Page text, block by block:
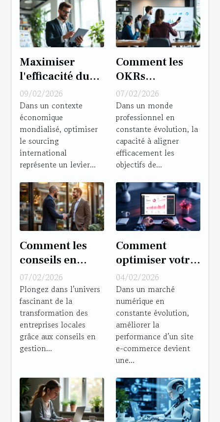
Maximiser
l'efficacité du
sourcing
international :
Stratégies et
conseils
09/02/2026
Dans un contexte
économique
mondialisé, optimiser
le sourcing
international
représente un levier...
Comment les
OKRs
transforment-
ils la gestion
stratégique en
entreprise ?
07/02/2026
Dans un monde
professionnel en
constante évolution, la
capacité à aligner
efficacement les
objectifs de...
Comment les
conseils en
gestion
transforment-
ils les
entreprises
locales ?
07/02/2026
Plongez dans l’univers
fascinant de la
transformation des
entreprises locales
grâce aux conseils en
gestion...
Comment
optimiser votre
site e-
commerce pour
booster les
performances ?
04/02/2026
Dans un marché
numérique en
constante évolution,
améliorer la
performance d’un site
e-commerce devient
une...